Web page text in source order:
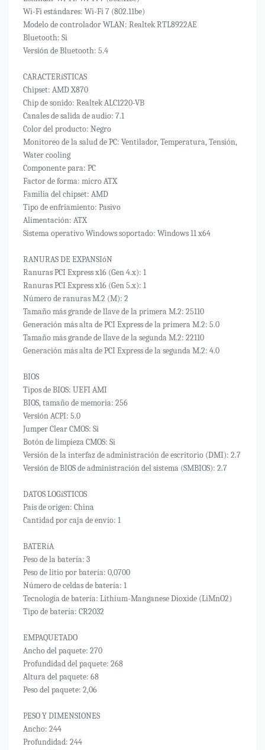
Wi-Fi estándares: Wi-Fi 7 (802.11be)
Modelo de controlador WLAN: Realtek RTL8922AE
Bluetooth: Si
Versión de Bluetooth: 5.4
CARACTERíSTICAS
Chipset: AMD X870
Chip de sonido: Realtek ALC1220-VB
Canales de salida de audio: 7.1
Color del producto: Negro
Monitoreo de la salud de PC: Ventilador, Temperatura, Tensión,
Water cooling
Componente para: PC
Factor de forma: micro ATX
Familia del chipset: AMD
Tipo de enfriamiento: Pasivo
Alimentación: ATX
Sistema operativo Windows soportado: Windows 11 x64
RANURAS DE EXPANSIóN
Ranuras PCI Express x16 (Gen 4.x): 1
Ranuras PCI Express x16 (Gen 5.x): 1
Número de ranuras M.2 (M): 2
Tamaño más grande de llave de la primera M.2: 25110
Generación más alta de PCI Express de la primera M.2: 5.0
Tamaño más grande de llave de la segunda M.2: 22110
Generación más alta de PCI Express de la segunda M.2: 4.0
BIOS
Tipos de BIOS: UEFI AMI
BIOS, tamaño de memoria: 256
Versión ACPI: 5.0
Jumper Clear CMOS: Si
Botón de limpieza CMOS: Si
Versión de la interfaz de administración de escritorio (DMI): 2.7
Versión de BIOS de administración del sistema (SMBIOS): 2.7
DATOS LOGíSTICOS
País de origen: China
Cantidad por caja de envío: 1
BATERíA
Peso de la batería: 3
Peso de litio por batería: 0,0700
Número de celdas de batería: 1
Tecnología de batería: Lithium-Manganese Dioxide (LiMnO2)
Tipo de batería: CR2032
EMPAQUETADO
Ancho del paquete: 270
Profundidad del paquete: 268
Altura del paquete: 68
Peso del paquete: 2,06
PESO Y DIMENSIONES
Ancho: 244
Profundidad: 244